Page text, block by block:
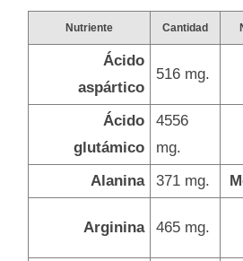
Nutriente Cantidad
Ácido
aspártico
516 mg.
Ácido
glutámico
4556
mg.
Alanina 371 mg.
Arginina 465 mg.